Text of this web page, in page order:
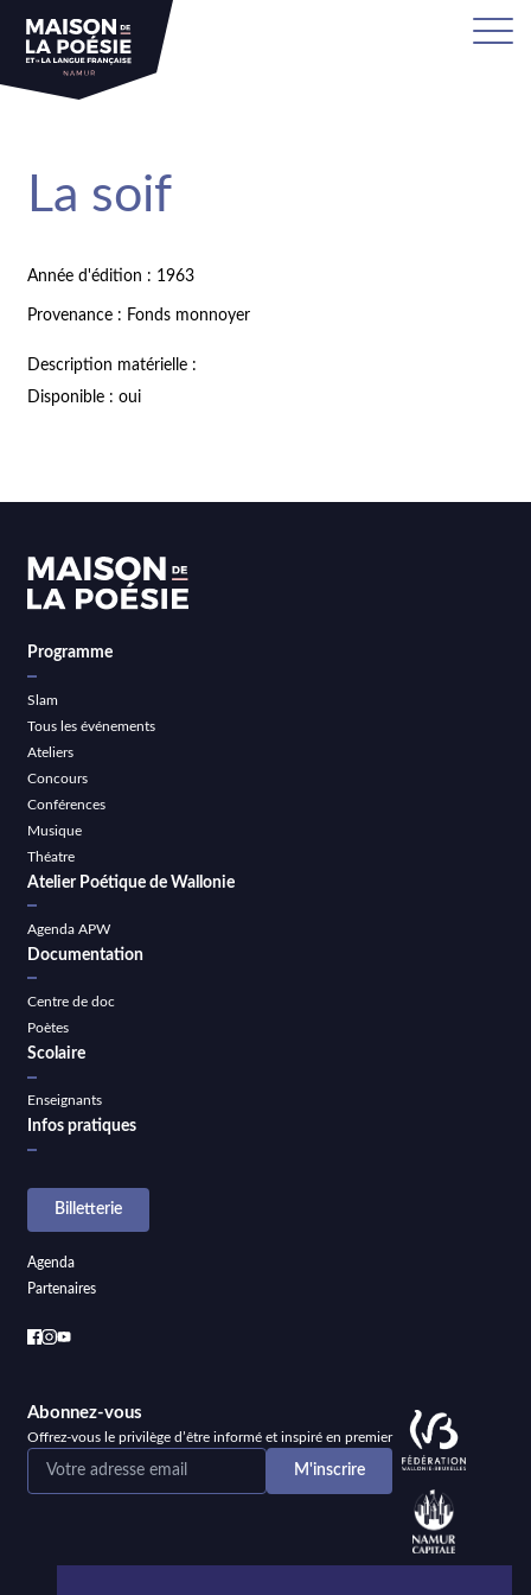
La soif
Année d'édition : 1963
Provenance : Fonds monnoyer
Description matérielle :
Disponible : oui
Programme
Slam
Tous les événements
Ateliers
Concours
Conférences
Musique
Théatre
Atelier Poétique de Wallonie
Agenda APW
Documentation
Centre de doc
Poètes
Scolaire
Enseignants
Infos pratiques
Billetterie
Agenda
Partenaires
Abonnez-vous
Offrez-vous le privilège d’être informé et inspiré en premier